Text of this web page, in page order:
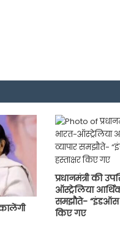
प्रधानमंत्री की
ऑस्ट्रेलिया
समझौते- “इंडऑस
किए गए